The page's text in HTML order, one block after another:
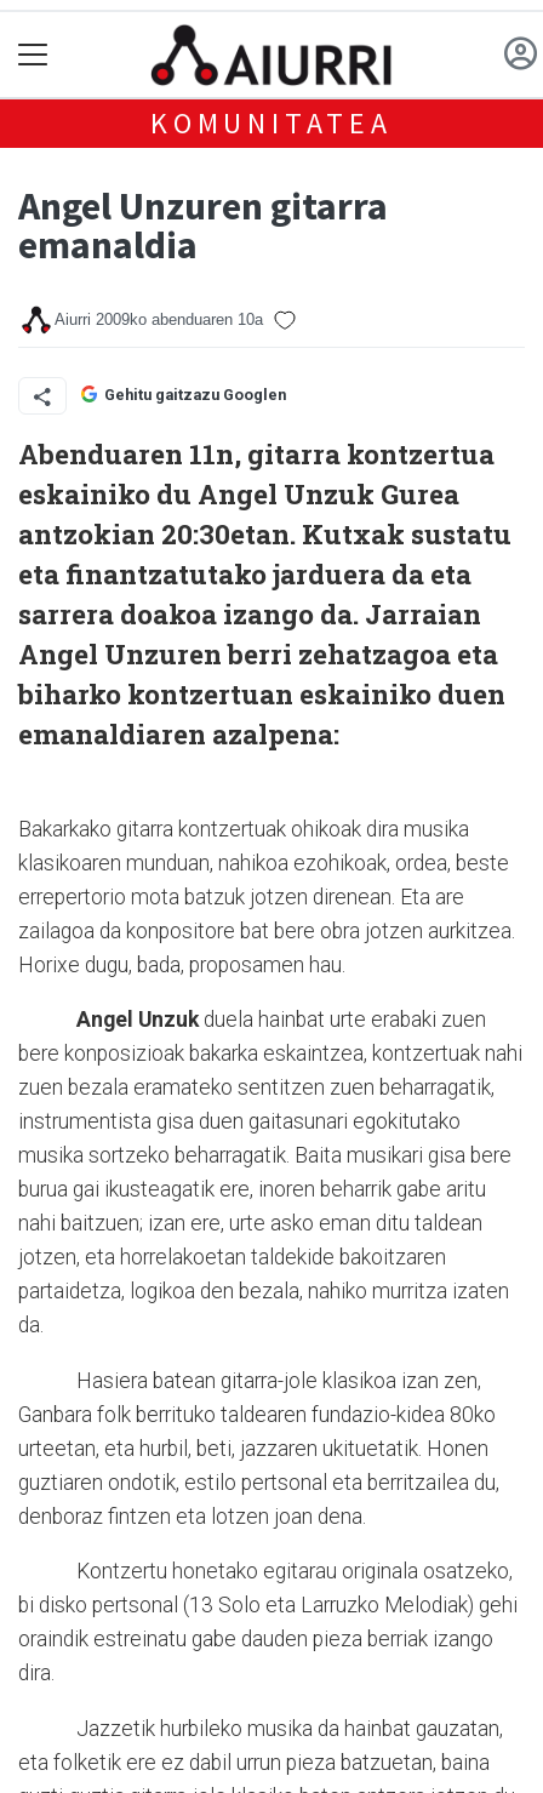
KOMUNITATEA
Angel Unzuren gitarra
emanaldia
Aiurri 2009ko abenduaren 10a
Gehitu gaitzazu Googlen
Abenduaren 11n, gitarra kontzertua
eskainiko du Angel Unzuk Gurea
antzokian 20:30etan. Kutxak sustatu
eta finantzatutako jarduera da eta
sarrera doakoa izango da. Jarraian
Angel Unzuren berri zehatzagoa eta
biharko kontzertuan eskainiko duen
emanaldiaren azalpena:
Bakarkako gitarra kontzertuak ohikoak dira musika
klasikoaren munduan, nahikoa ezohikoak, ordea, beste
errepertorio mota batzuk jotzen direnean. Eta are
zailagoa da konpositore bat bere obra jotzen aurkitzea.
Horixe dugu, bada, proposamen hau.
Angel Unzukduela hainbat urte erabaki zuen
bere konposizioak bakarka eskaintzea, kontzertuak nahi
zuen bezala eramateko sentitzen zuen beharragatik,
instrumentista gisa duen gaitasunari egokitutako
musika sortzeko beharragatik. Baita musikari gisa bere
burua gai ikusteagatik ere, inoren beharrik gabe aritu
nahi baitzuen; izan ere, urte asko eman ditu taldean
jotzen, eta horrelakoetan taldekide bakoitzaren
partaidetza, logikoa den bezala, nahiko murritza izaten
da.
Hasiera batean gitarra-jole klasikoa izan zen,
Ganbara folk berrituko taldearen fundazio-kidea 80ko
urteetan, eta hurbil, beti, jazzaren ukituetatik. Honen
guztiaren ondotik, estilo pertsonal eta berritzailea du,
denboraz fintzen eta lotzen joan dena.
Kontzertu honetako egitarau originala osatzeko,
bi disko pertsonal (13 Solo eta Larruzko Melodiak) gehi
oraindik estreinatu gabe dauden pieza berriak izango
dira.
Jazzetik hurbileko musika da hainbat gauzatan,
eta folketik ere ez dabil urrun pieza batzuetan, baina